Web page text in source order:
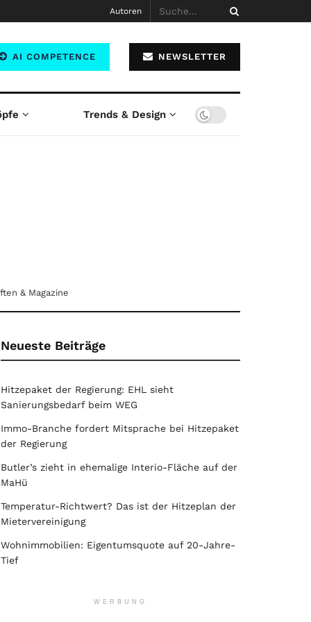
Autoren
AI COMPETENCE NEWSLETTER
Trends & Design
& Magazine
Neueste Beiträge
Hitzepaket der Regierung: EHL sieht
Sanierungsbedarf beim WEG
Immo-Branche fordert Mitsprache bei Hitzepaket
der Regierung
Butler’s zieht in ehemalige Interio-Fläche auf der
MaHü
Temperatur-Richtwert? Das ist der Hitzeplan der
Mietervereinigung
Wohnimmobilien: Eigentumsquote auf 20-Jahre-
Tief
WERBUNG